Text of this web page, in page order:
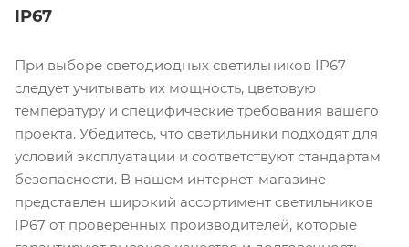
IP67
При выборе светодиодных светильников IP67
следует учитывать их мощность, цветовую
температуру и специфические требования вашего
проекта. Убедитесь, что светильники подходят для
условий эксплуатации и соответствуют стандартам
безопасности. В нашем интернет-магазине
представлен широкий ассортимент светильников
IP67 от проверенных производителей, которые